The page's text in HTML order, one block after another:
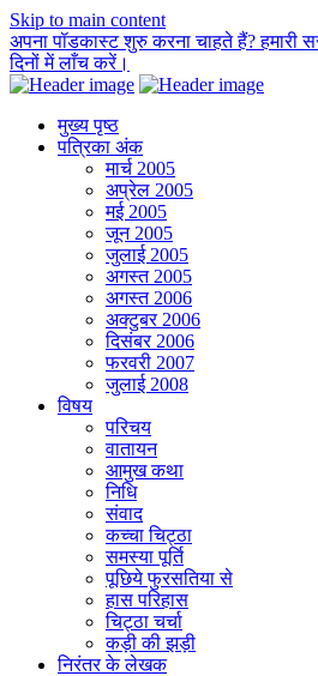
Skip to main content
अपना पॉडकास्ट शुरु करना चाहते हैं? हमारी
दिनों में लाँच करें।
मुख्य पृष्ठ
पत्रिका अंक
मार्च 2005
अप्रेल 2005
मई 2005
जून 2005
जुलाई 2005
अगस्त 2005
अगस्त 2006
अक्टुबर 2006
दिसंबर 2006
फरवरी 2007
जुलाई 2008
विषय
परिचय
वातायन
आमुख कथा
निधि
संवाद
कच्चा चिट्ठा
समस्या पूर्ति
पूछिये फुरसतिया से
हास परिहास
चिट्ठा चर्चा
कड़ी की झड़ी
निरंतर के लेखक